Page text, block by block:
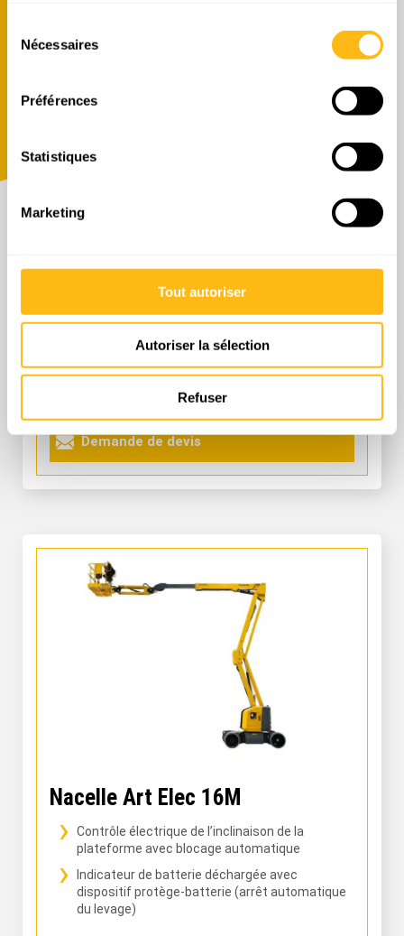
Nécessaires
Préférences
Statistiques
Marketing
Tout autoriser
Autoriser la sélection
Refuser
Nacelle articulée électrique 12M
enclenchement automatique
Tarifs location à la journée
214,80 € TTC
138,00 € HT
Demande de devis
Nacelle Art Elec 16M
Contrôle électrique de l’inclinaison de la
plateforme avec blocage automatique
Indicateur de batterie déchargée avec
dispositif protège-batterie (arrêt automatique
du levage)
DEMANDE DE DEVIS